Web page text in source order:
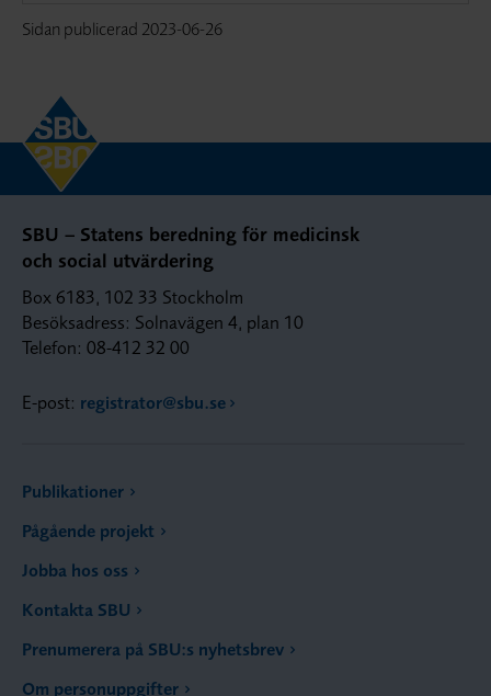
Sidan publicerad 2023-06-26
SBU – Statens beredning för medicinsk
och social utvärdering
Box 6183, 102 33 Stockholm
Besöksadress: Solnavägen 4, plan 10
Telefon: 08-412 32 00
E-post: registrator@sbu.se
Publikationer
Pågående projekt
Jobba hos oss
Kontakta SBU
Prenumerera på SBU:s nyhetsbrev
Om personuppgifter